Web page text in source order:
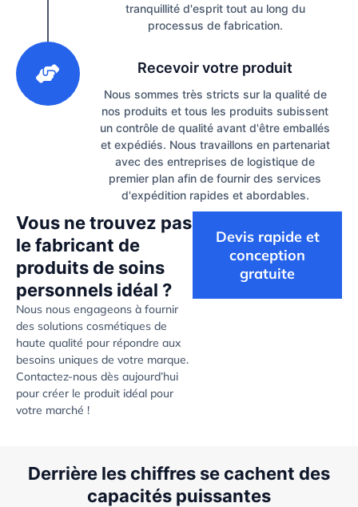
tranquillité d'esprit tout au long du
processus de fabrication.
Recevoir votre produit
Nous sommes très stricts sur la qualité de
nos produits et tous les produits subissent
un contrôle de qualité avant d'être emballés
et expédiés. Nous travaillons en partenariat
avec des entreprises de logistique de
premier plan afin de fournir des services
d'expédition rapides et abordables.
Vous ne trouvez pas
le fabricant de
produits de soins
personnels idéal ?
Nous nous engageons à fournir
des solutions cosmétiques de
haute qualité pour répondre aux
besoins uniques de votre marque.
Contactez-nous dès aujourd’hui
pour créer le produit idéal pour
votre marché !
Devis rapide et
conception
gratuite
Derrière les chiffres se cachent des
capacités puissantes